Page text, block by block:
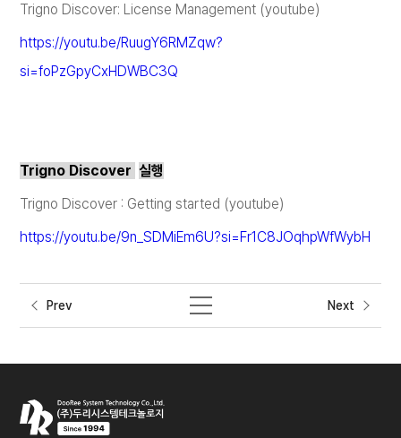
Trigno Discover: License Management (youtube)
https://youtu.be/RuugY6RMZqw?
si=foPzGpyCxHDWBC3Q
Trigno Discover 실행
Trigno Discover : Getting started (youtube)
https://youtu.be/9n_SDMiEm6U?si=Fr1C8JOqhpWfWybH
Prev Next